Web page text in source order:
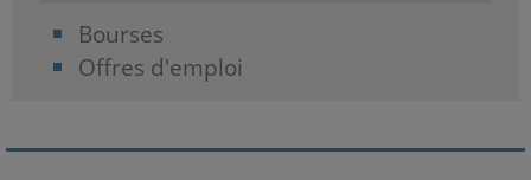
Bourses
Offres d'emploi